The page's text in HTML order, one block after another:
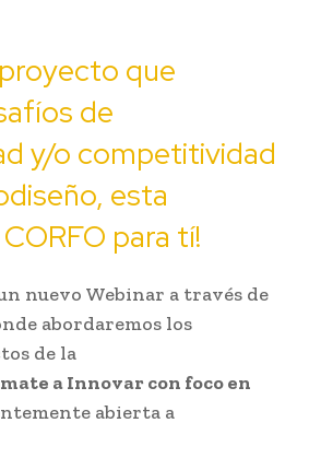
que
de
y/o competitividad
esta
para tí!
nuevo Webinar a través de
abordaremos los
de la
a Innovar con foco en
abierta a